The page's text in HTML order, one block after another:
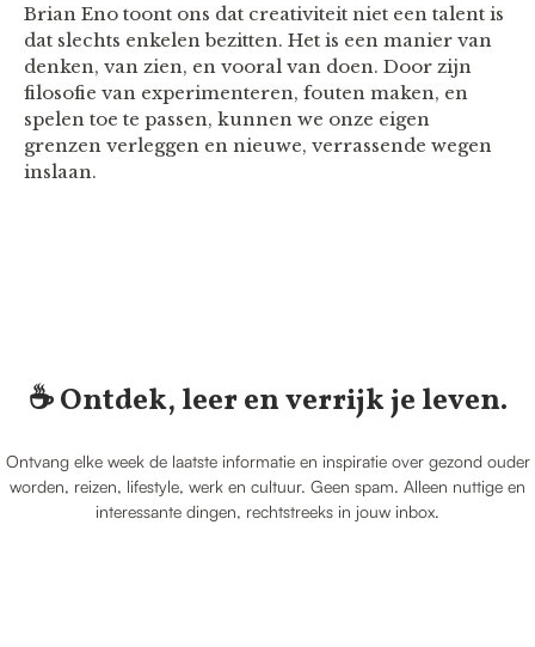
Brian Eno toont ons dat creativiteit niet een talent is
dat slechts enkelen bezitten. Het is een manier van
denken, van zien, en vooral van doen. Door zijn
filosofie van experimenteren, fouten maken, en
spelen toe te passen, kunnen we onze eigen
grenzen verleggen en nieuwe, verrassende wegen
inslaan.
☕️ Ontdek, leer en verrijk je leven.
Ontvang elke week de laatste informatie en inspiratie over gezond ouder
worden, reizen, lifestyle, werk en cultuur. Geen spam. Alleen nuttige en
interessante dingen, rechtstreeks in jouw inbox.